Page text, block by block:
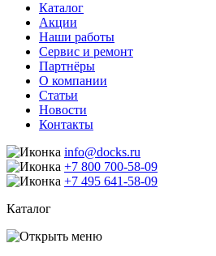
Каталог
Акции
Наши работы
Сервис и ремонт
Партнёры
О компании
Статьи
Новости
Контакты
info@docks.ru
+7 800 700-58-09
+7 495 641-58-09
Каталог